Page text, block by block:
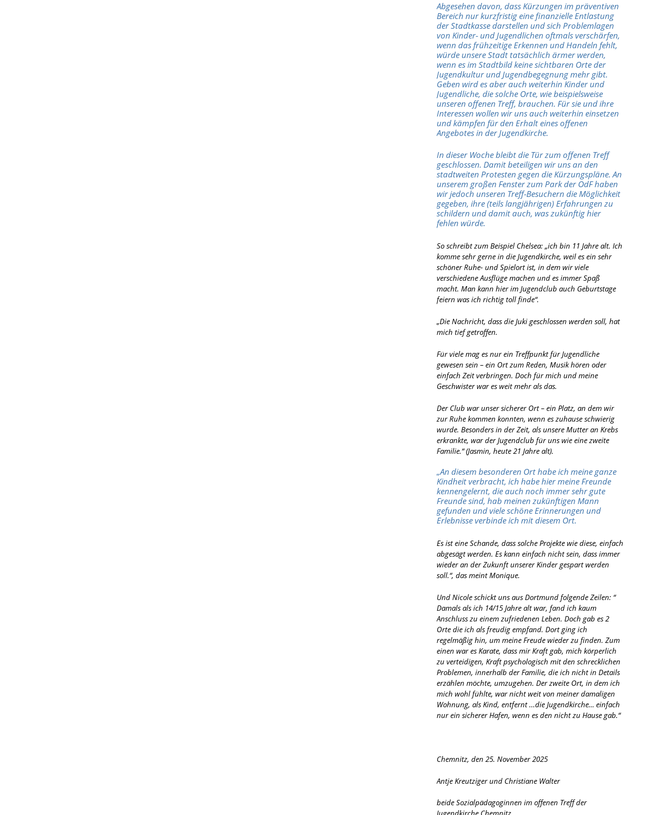
Abgesehen davon, dass Kürzungen im präventiven
Bereich nur kurzfristig eine finanzielle Entlastung
der Stadtkasse darstellen und sich Problemlagen
von Kinder- und Jugendlichen oftmals verschärfen,
wenn das frühzeitige Erkennen und Handeln fehlt,
würde unsere Stadt tatsächlich ärmer werden,
wenn es im Stadtbild keine sichtbaren Orte der
Jugendkultur und Jugendbegegnung mehr gibt.
Geben wird es aber auch weiterhin Kinder und
Jugendliche, die solche Orte, wie beispielsweise
unseren offenen Treff, brauchen. Für sie und ihre
Interessen wollen wir uns auch weiterhin einsetzen
und kämpfen für den Erhalt eines offenen
Angebotes in der Jugendkirche.
In dieser Woche bleibt die Tür zum offenen Treff
geschlossen. Damit beteiligen wir uns an den
stadtweiten Protesten gegen die Kürzungspläne. An
unserem großen Fenster zum Park der OdF haben
wir jedoch unseren Treff-Besuchern die Möglichkeit
gegeben, ihre (teils langjährigen) Erfahrungen zu
schildern und damit auch, was zukünftig hier
fehlen würde.
So schreibt zum Beispiel Chelsea: „ich bin 11 Jahre alt. Ich
komme sehr gerne in die Jugendkirche, weil es ein sehr
schöner Ruhe- und Spielort ist, in dem wir viele
verschiedene Ausflüge machen und es immer Spaß
macht. Man kann hier im Jugendclub auch Geburtstage
feiern was ich richtig toll finde“.
„Die Nachricht, dass die Juki geschlossen werden soll, hat
mich tief getroffen.
Für viele mag es nur ein Treffpunkt für Jugendliche
gewesen sein – ein Ort zum Reden, Musik hören oder
einfach Zeit verbringen. Doch für mich und meine
Geschwister war es weit mehr als das.
Der Club war unser sicherer Ort – ein Platz, an dem wir
zur Ruhe kommen konnten, wenn es zuhause schwierig
wurde. Besonders in der Zeit, als unsere Mutter an Krebs
erkrankte, war der Jugendclub für uns wie eine zweite
Familie.“ (Jasmin, heute 21 Jahre alt).
„An diesem besonderen Ort habe ich meine ganze
Kindheit verbracht, ich habe hier meine Freunde
kennengelernt, die auch noch immer sehr gute
Freunde sind, hab meinen zukünftigen Mann
gefunden und viele schöne Erinnerungen und
Erlebnisse verbinde ich mit diesem Ort.
Es ist eine Schande, dass solche Projekte wie diese, einfach
abgesägt werden. Es kann einfach nicht sein, dass immer
wieder an der Zukunft unserer Kinder gespart werden
soll.“, das meint Monique.
Und Nicole schickt uns aus Dortmund folgende Zeilen: “
Damals als ich 14/15 Jahre alt war, fand ich kaum
Anschluss zu einem zufriedenen Leben. Doch gab es 2
Orte die ich als freudig empfand. Dort ging ich
regelmäßig hin, um meine Freude wieder zu finden. Zum
einen war es Karate, dass mir Kraft gab, mich körperlich
zu verteidigen, Kraft psychologisch mit den schrecklichen
Problemen, innerhalb der Familie, die ich nicht in Details
erzählen möchte, umzugehen. Der zweite Ort, in dem ich
mich wohl fühlte, war nicht weit von meiner damaligen
Wohnung, als Kind, entfernt ...die Jugendkirche… einfach
nur ein sicherer Hafen, wenn es den nicht zu Hause gab.“
Chemnitz, den 25. November 2025
Antje Kreutziger und Christiane Walter
beide Sozialpädagoginnen im offenen Treff der